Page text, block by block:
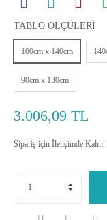
TABLO ÖLÇÜLERİ
100cm x 140cm
90cm x 130cm
3.006,09 TL
Sipariş için İletişimde Kalın